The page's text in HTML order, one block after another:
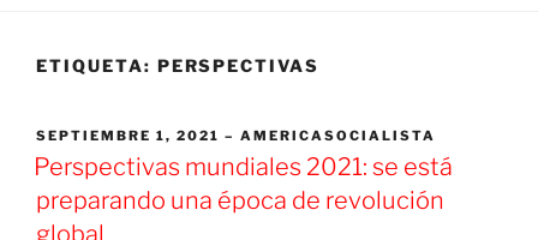
ETIQUETA: PERSPECTIVAS
PUBLICADO
EL
SEPTIEMBRE 1, 2021 AMERICASOCIALISTA
Perspectivas mundiales 2021: se está
preparando una época de revolución